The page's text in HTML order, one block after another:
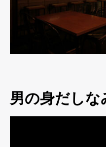
男の身だしな